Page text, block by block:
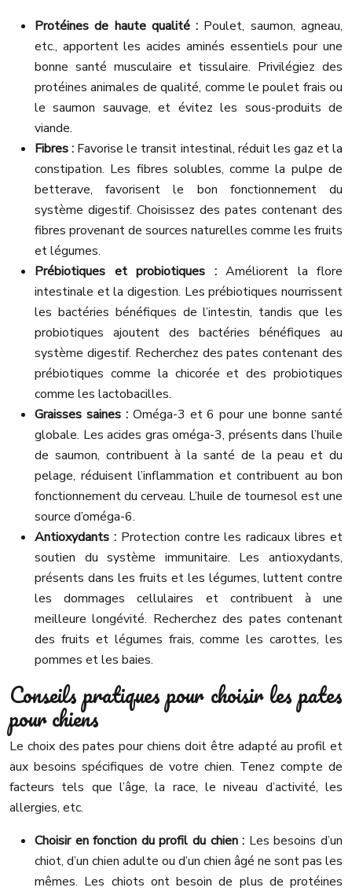
Protéines de haute qualité : Poulet, saumon, agneau,
etc., apportent les acides aminés essentiels pour une
bonne santé musculaire et tissulaire. Privilégiez des
protéines animales de qualité, comme le poulet frais ou
le saumon sauvage, et évitez les sous-produits de
viande.
Fibres : Favorise le transit intestinal, réduit les gaz et la
constipation. Les fibres solubles, comme la pulpe de
betterave, favorisent le bon fonctionnement du
système digestif. Choisissez des pates contenant des
fibres provenant de sources naturelles comme les fruits
et légumes.
Prébiotiques et probiotiques : Améliorent la flore
intestinale et la digestion. Les prébiotiques nourrissent
les bactéries bénéfiques de l’intestin, tandis que les
probiotiques ajoutent des bactéries bénéfiques au
système digestif. Recherchez des pates contenant des
prébiotiques comme la chicorée et des probiotiques
comme les lactobacilles.
Graisses saines : Oméga-3 et 6 pour une bonne santé
globale. Les acides gras oméga-3, présents dans l’huile
de saumon, contribuent à la santé de la peau et du
pelage, réduisent l’inflammation et contribuent au bon
fonctionnement du cerveau. L’huile de tournesol est une
source d’oméga-6.
Antioxydants : Protection contre les radicaux libres et
soutien du système immunitaire. Les antioxydants,
présents dans les fruits et les légumes, luttent contre
les dommages cellulaires et contribuent à une
meilleure longévité. Recherchez des pates contenant
des fruits et légumes frais, comme les carottes, les
pommes et les baies.
Conseils pratiques pour choisir les pates
pour chiens
Le choix des pates pour chiens doit être adapté au profil et
aux besoins spécifiques de votre chien. Tenez compte de
facteurs tels que l’âge, la race, le niveau d’activité, les
allergies, etc.
Choisir en fonction du profil du chien : Les besoins d’un
chiot, d’un chien adulte ou d’un chien âgé ne sont pas les
mêmes. Les chiots ont besoin de plus de protéines